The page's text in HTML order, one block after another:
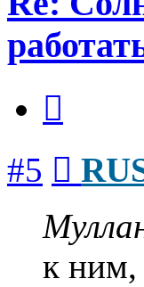
#5
к ним,